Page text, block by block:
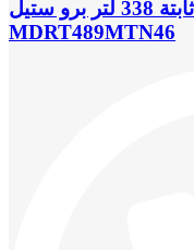
ميديا ثلاجة سرعة ثابتة 338 لتر برو ستيل
MDRT489MTN46